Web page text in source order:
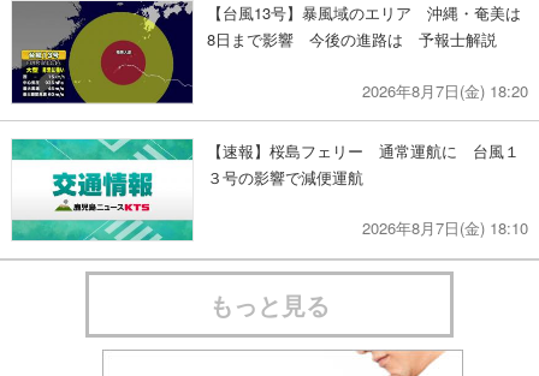
【台風13号】暴風域のエリア 沖縄・奄美は
8日まで影響 今後の進路は 予報士解説
2026年8月7日(金) 18:20
【速報】桜島フェリー 通常運航に 台風１
３号の影響で減便運航
2026年8月7日(金) 18:10
もっと見る